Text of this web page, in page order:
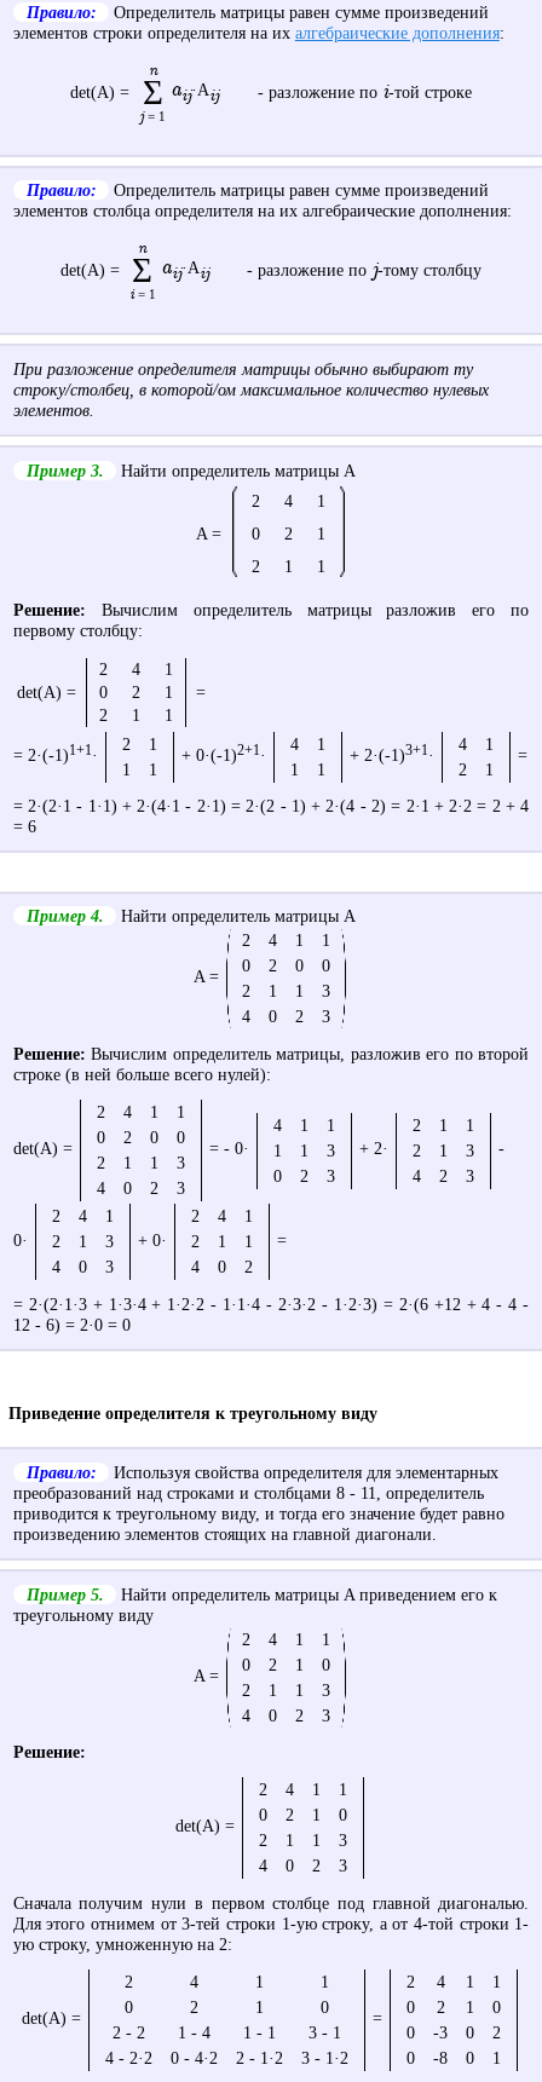
Правило:
Определитель матрицы равен сумме произведений
элементов строки определителя на их алгебраические дополнения:
n
det(A) = Σ aij·Aij - разложение по i-той строке
j= 1
Правило:
Определитель матрицы равен сумме произведений
элементов столбца определителя на их алгебраические дополнения:
n
det(A) = Σ aij·Aij - разложение по j-тому столбцу
i= 1
При разложение определителя матрицы обычно выбирают ту
строку/столбец, в которой/ом максимальное количество нулевых
элементов.
Пример 3. Найти определитель матрицы A
A =
2 4
1
0
2
1
2
1 1
Решение: Вычислим определитель матрицы разложив его по
первому столбцу:
det(A) =
2 4
1
0
2
1
2
1 1
=
= 2·(-1)1+1·
2
1
1
1
+ 0·(-1)2+1·
4
1
1
1
+ 2·(-1)3+1·
4
1
2
1
=
= 2·(2·1 - 1·1) + 2·(4·1 - 2·1) = 2·(2 - 1) + 2·(4 - 2) = 2·1 + 2·2 = 2 + 4
= 6
Пример 4. Найти определитель матрицы A
A =
2 4 1
1
0
2 0
0
2
1 1
3
4
0 2
3
Решение: Вычислим определитель матрицы, разложив его по второй
строке (в ней больше всего нулей):
det(A) =
2 4 1
1
0
2 0
0
2
1 1
3
4
0 2 3
= - 0·
4 1
1
1
1
3
0
2 3
+ 2·
2 1
1
2
1
3
4
2 3
-
0·
2 4
1
2
1
3
4
0 3
+ 0·
2 4
1
2
1
1
4
0 2
=
= 2·(2·1·3 + 1·3·4 + 1·2·2 - 1·1·4 - 2·3·2 - 1·2·3) = 2·(6 +12 + 4 - 4 -
12 - 6) = 2·0 = 0
Приведение определителя к треугольному виду
Правило:
Используя свойства определителя для элементарных
преобразований над строками и столбцами 8 - 11, определитель
приводится к треугольному виду, и тогда его значение будет равно
произведению элементов стоящих на главной диагонали.
Пример 5.
Найти определитель матрицы A приведением его к
треугольному виду
A =
2 4 1
1
0
2 1
0
2
1 1
3
4
0 2
3
Решение:
det(A) =
2 4 1
1
0
2 1
0
2
1 1
3
4
0 2
3
Сначала получим нули в первом столбце под главной диагональю.
Для этого отнимем от 3-тей строки 1-ую строку, а от 4-той строки 1-
ую строку, умноженную на 2:
det(A) =
2 4 1
1
0
2 1
0
2 - 2
1 - 4 1 - 1
3 - 1
4 - 2·2
0 - 4·2 2 - 1·2 3 - 1·2
=
2 4 1
1
0
2 1
0
0
-3 0
2
0
-8 0 1